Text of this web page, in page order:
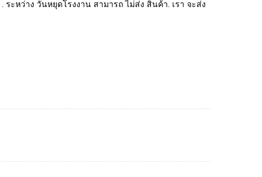
. ระหว่าง วันหยุดโรงงาน สามารถ ไม่ส่ง สินค้า. เรา จะส่ง